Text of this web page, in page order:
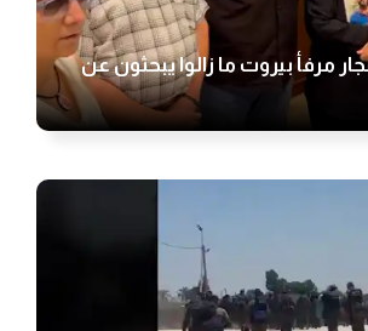
مرفأ بيروت ما زالوا يبحثون عن